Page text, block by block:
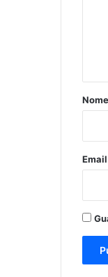
r
*
Nome
Email